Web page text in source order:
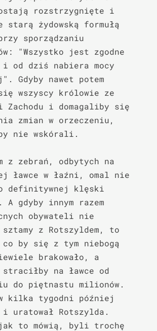
rozstrzygnięte i
starą żydowską formułą
sporządzaniu
"Wszystko jest zgodne
i od dziś nabiera mocy
Gdyby nawet potem
wszyscy królowie ze
i Zachodu i domagaliby się
zmian w orzeczeniu,
nie wskórali.
z zebrań, odbytych na
ławce w łaźni, omal nie
definitywnej klęski
A gdyby innym razem
obywateli nie
sztamy z Rotszyldem, to
by się z tym niebogą
brakowało, a
na ławce od
do piętnastu milionów.
w kilka tygodni później
i uratował Rotszylda.
to mówią, byli trochę